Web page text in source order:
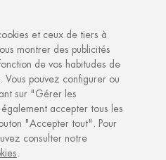
Pêcheuses
et ceux de tiers à
montrer des publicités
de vos habitudes de
pouvez configurer ou
sur "Gérer les
accepter tous les
"Accepter tout". Pour
consulter notre
.